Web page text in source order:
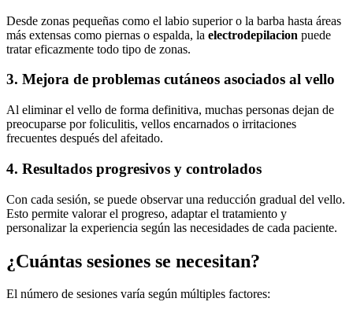
Desde zonas pequeñas como el labio superior o la barba hasta áreas
más extensas como piernas o espalda, la electrodepilacion puede
tratar eficazmente todo tipo de zonas.
3. Mejora de problemas cutáneos asociados al vello
Al eliminar el vello de forma definitiva, muchas personas dejan de
preocuparse por foliculitis, vellos encarnados o irritaciones
frecuentes después del afeitado.
4. Resultados progresivos y controlados
Con cada sesión, se puede observar una reducción gradual del vello.
Esto permite valorar el progreso, adaptar el tratamiento y
personalizar la experiencia según las necesidades de cada paciente.
¿Cuántas sesiones se necesitan?
El número de sesiones varía según múltiples factores: